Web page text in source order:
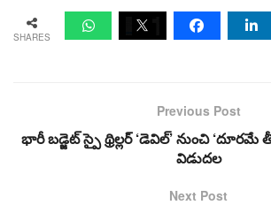
SHARES
Previous Post
భారీ బడ్జెట్ స్పై థ్రిల్లర్ ‘డెవిల్’ నుంచి
విడుదల
Next Post